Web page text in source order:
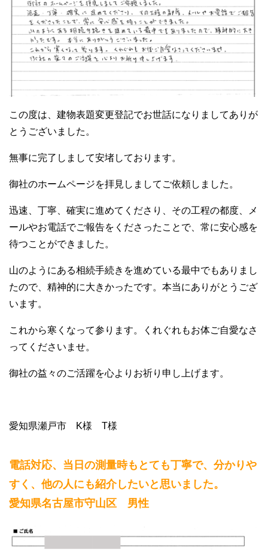
この度は、建物表題変更登記でお世話になりましてありが
とうございました。
無事に完了しまして安堵しております。
御社のホームページを拝見しましてご依頼しました。
迅速、丁寧、確実に進めてくださり、その工程の都度、メ
ールやお電話でご報告をくださったことで、常に安心感を
待つことができました。
山のようにある相続手続きを進めている最中でもありまし
たので、精神的に大きかったです。本当にありがとうござ
います。
これから寒くなって参ります。くれぐれもお体ご自愛なさ
ってくださいませ。
御社の益々のご活躍を心よりお祈り申し上げます。
愛知県瀬戸市 K様 T様
電話対応、当日の測量時もとても丁寧で、分かりや
すく、他の人にも紹介したいと思いました。
愛知県名古屋市守山区 男性